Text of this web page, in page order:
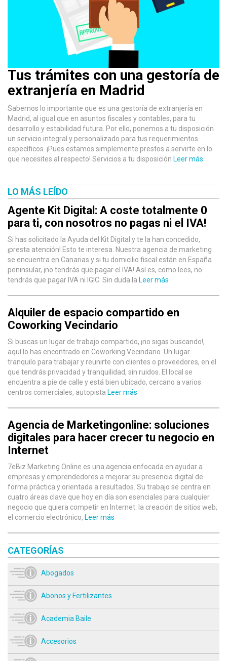
Tus trámites con una gestoría de
extranjería en Madrid
Sabemos lo importante que es una gestoría de extranjería en
Madrid, al igual que en asuntos fiscales y contables, para tu
desarrollo y estabilidad futura. Por ello, ponemos a tu disposición
un servicio integral y personalizado para tus requerimientos
específicos. ¡Pues estamos simplemente prestos a servirte en lo
que necesites al respecto! Servicios a tu disposición Leer más
LO MÁS LEÍDO
Agente Kit Digital: A coste totalmente 0
para ti, con nosotros no pagas ni el IVA!
Si has solicitado la Ayuda del Kit Digital y te la han concedido,
¡presta atención! Esto te interesa. Nuestra agencia de marketing
se encuentra en Canarias y si tu domicilio fiscal están en España
peninsular, ¡no tendrás que pagar el IVA! Así es, como lees, no
tendrás que pagar IVA ni IGIC. Sin duda la Leer más
Alquiler de espacio compartido en
Coworking Vecindario
Si buscas un lugar de trabajo compartido, ¡no sigas buscando!,
aquí lo has encontrado en Coworking Vecindario. Un lugar
tranquilo para trabajar y reunirte con clientes o proveedores, en el
que tendrás privacidad y tranquilidad, sin ruidos. El local se
encuentra a pie de calle y está bien ubicado, cercano a varios
centros comerciales, autopista Leer más
Agencia de Marketingonline: soluciones
digitales para hacer crecer tu negocio en
Internet
7eBiz Marketing Online es una agencia enfocada en ayudar a
empresas y emprendedores a mejorar su presencia digital de
forma práctica y orientada a resultados. Su trabajo se centra en
cuatro áreas clave que hoy en día son esenciales para cualquier
negocio que quiera competir en Internet: la creación de sitios web,
el comercio electrónico, Leer más
CATEGORÍAS
Abogados
Abonos y Fertilizantes
Academia Baile
Accesorios